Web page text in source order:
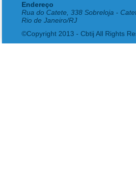
Endereço
Rua do Catete, 338 Sobreloja -
Rio de Janeiro/RJ
©Copyright 2013 - Cbtij All Rights